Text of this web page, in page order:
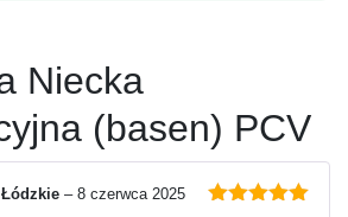
Niecka
(basen) PCV
– 8 czerwca 2025